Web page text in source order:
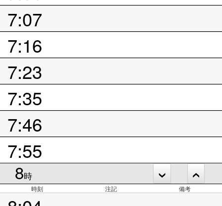
7:07
7:16
7:23
7:35
7:46
7:55
8時
時刻 注記 備考